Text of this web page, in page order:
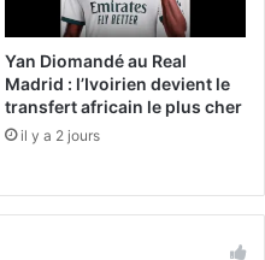
Yan Diomandé au Real
Madrid : l’Ivoirien devient le
transfert africain le plus cher
il y a 2 jours